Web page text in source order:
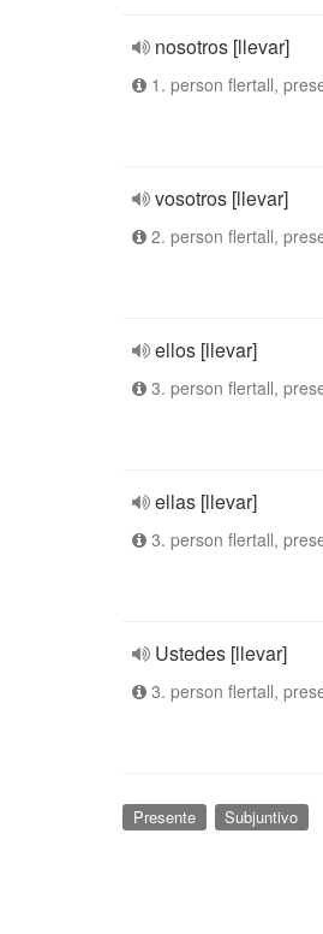
nosotros [llevar]
1. person flertall,
vosotros [llevar]
2. person flertall,
ellos [llevar]
3. person flertall,
ellas [llevar]
3. person flertall,
Ustedes [llevar]
3. person flertall,
Presente Subjuntivo